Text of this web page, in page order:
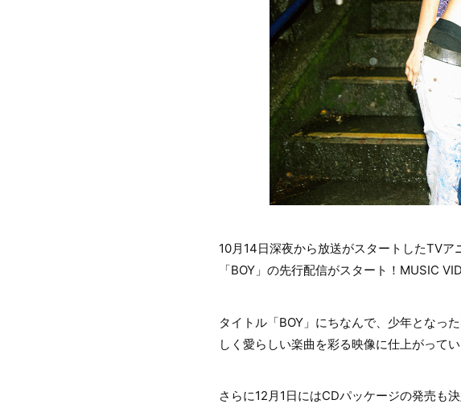
10月14日深夜から放送がスタートしたTV
「BOY」の先行配信がスタート！MUSIC
タイトル「BOY」にちなんで、少年となっ
しく愛らしい楽曲を彩る映像に仕上がってい
さらに12月1日にはCDパッケージの発売も決